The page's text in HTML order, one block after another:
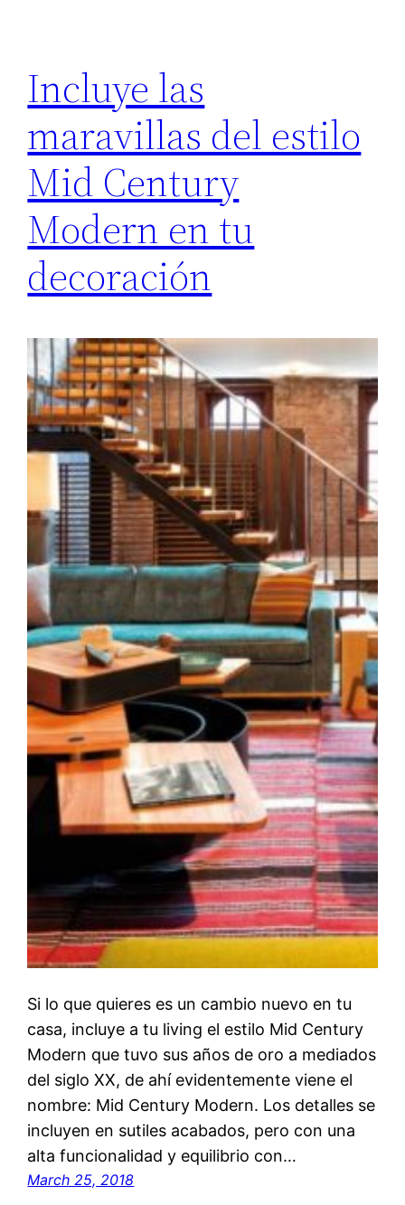
Incluye las
maravillas del estilo
Mid Century
Modern en tu
decoración
Si lo que quieres es un cambio nuevo en tu
casa, incluye a tu living el estilo Mid Century
Modern que tuvo sus años de oro a mediados
del siglo XX, de ahí evidentemente viene el
nombre: Mid Century Modern. Los detalles se
incluyen en sutiles acabados, pero con una
alta funcionalidad y equilibrio con…
March 25, 2018